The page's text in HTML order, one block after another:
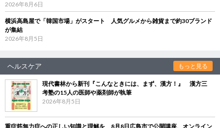
2026年8月6日
横浜高島屋で「韓国市場」がスタート 人気グルメから雑貨まで約30ブランド
が集結
2026年8月5日
ヘルスケア もっと見る
現代書林から新刊『こんなときには、まず、漢方！』 漢方三
考塾の15人の医師や薬剤師が執筆
2026年8月5日
重症筋無力症への正しい知識と理解を 8月8日広島市で公開講座、オンライン